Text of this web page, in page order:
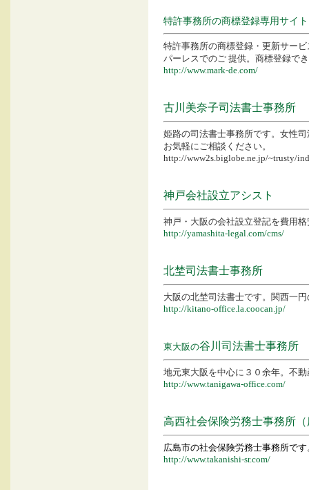
特許事務所の商標登録専用サイ
特許事務所の商標登録・更新サー
パーレスでのご 提供。商標登録で
http://www.mark-de.com/
古川美奈子司法書士事務所
姫路の司法書士事務所です。女性
お気軽にご相談ください。
http://www2s.biglobe.ne.jp/~trusty/
神戸会社設立アシスト
神戸・大阪の会社設立登記を費用
http://yamashita-legal.com/cms/
北埜司法書士事務所
大阪の北埜司法書士です。関西一
http://kitano-office.la.coocan.jp/
東大阪の谷川司法書士事務所
地元東大阪を中心に３０余年。不
http://www.tanigawa-office.com/
高西社会保険労務士事務所
広島市の社会保険労務士事務所です
http://www.takanishi-sr.com/